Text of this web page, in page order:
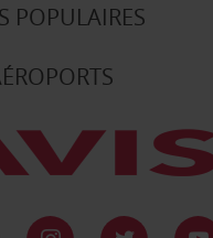
POPULAIRES